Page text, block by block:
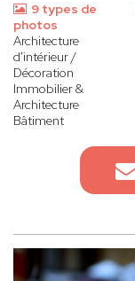
9 types de
photos
Architecture
d'intérieur /
Décoration
Immobilier &
Architecture
Bâtiment